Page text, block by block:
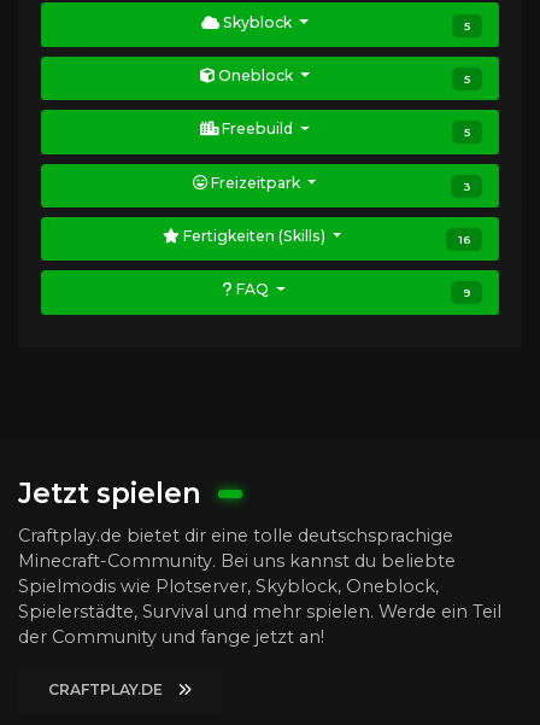
Skyblock 5
Oneblock 5
Freebuild 5
Freizeitpark 3
Fertigkeiten (Skills) 16
FAQ 9
Jetzt spielen
Craftplay.de bietet dir eine tolle deutschsprachige
Minecraft-Community. Bei uns kannst du beliebte
Spielmodis wie Plotserver, Skyblock, Oneblock,
Spielerstädte, Survival und mehr spielen. Werde ein Teil
der Community und fange jetzt an!
CRAFTPLAY.DE